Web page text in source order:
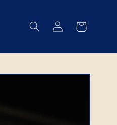
Log
in
Cart